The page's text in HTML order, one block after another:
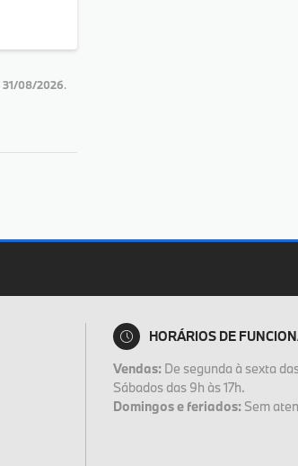
31/08/2026.
HORÁRIOS DE
Vendas: De segunda à sexta
Sábados das 9h às 17h.
Domingos e feriados: Sem